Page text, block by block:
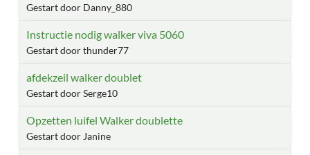
Gestart door Danny_880
Instructie nodig walker viva 5060
Gestart door thunder77
afdekzeil walker doublet
Gestart door Serge10
Opzetten luifel Walker doublette
Gestart door Janine